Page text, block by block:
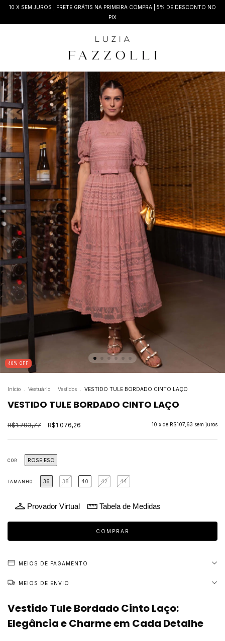
10 X SEM JUROS | FRETE GRÁTIS NA PRIMEIRA COMPRA | 5% DE DESCONTO NO
PIX
40 % OFF
Início Vestuário Vestidos VESTIDO TULE BORDADO CINTO LAÇO
VESTIDO TULE BORDADO CINTO LAÇO
R$1.793,77 R$1.076,26 10 x de R$107,63 sem juros
COR ROSE ESC
TAMANHO 36 38 40 42 44
Provador Virtual Tabela de Medidas
MEIOS DE PAGAMENTO
MEIOS DE ENVIO
Vestido Tule Bordado Cinto Laço:
Elegância e Charme em Cada Detalhe